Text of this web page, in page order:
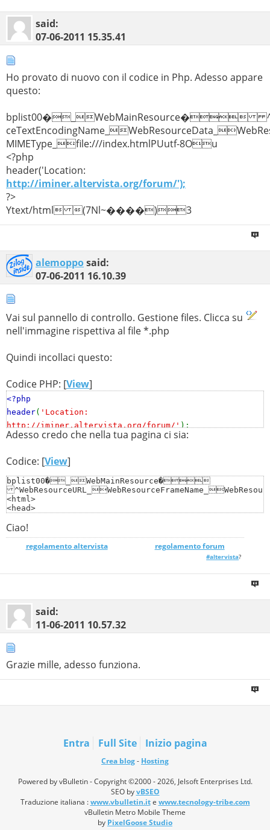
said:
07-06-2011 15.35.41
Ho provato di nuovo con il codice in Php. Adesso appare
questo:
bplist00�_WebMainResource�
MIMEType_file:///index.htmlPUutf-8Ou
<?php
header('Location:
http://iminer.altervista.org/forum/');
?>
Ytext/html (7Nl~����)3
alemopposaid:
07-06-2011 16.10.39
Vai sul pannello di controllo. Gestione files. Clicca su
nell'immagine rispettiva al file *.php
Quindi incollaci questo:
Codice PHP: [View]
<?php
header( 'Location:
http://iminer.altervista.org/forum/' );
?>
Adesso credo che nella tua pagina ci sia:
Codice: [View]
bplist00�_WebMainResource�
^WebResourceURL_WebResourceFrameName_WebResourceTextEncodingName_WebResourceData_WebResourceMIMEType_file:///index.htmlPUutf-8Ou<!DOCTYPE html PUBLIC "-//W3C//DTD HTML 4.01//EN" "http://www.w3.org/TR/html4/strict.dtd">
<html>
<head>
<meta http-equiv="Content-Style-Type"
  <meta name="Generator" content="Cocoa HTML Writer">
  <meta name="CocoaVersion" content="1038.35">
<body>
<p class="p1">&lt;?php</p>
<p class="p1">header('Location: http://
<p class="p1">?&gt;</p>
</body>
</html>
Ytext/html(7Nl~����)3
Ciao!
regolamento altervista_______________ regolamento forum
#altervista?
said:
11-06-2011 10.57.32
Grazie mille, adesso funziona.
Entra Full Site Inizio pagina
Crea blog- Hosting
Powered by vBulletin - Copyright ©2000 - 2026, Jelsoft Enterprises Ltd.
SEO byvBSEO
Traduzione italiana :www.vbulletin.ite www.tecnology-tribe.com
vBulletin Metro Mobile Theme
by PixelGoose Studio